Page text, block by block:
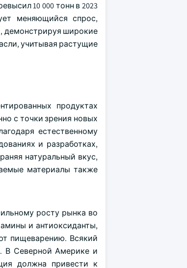
10 000 тонн в 2023
меняющийся спрос,
демонстрируя широкие
учитывая растущие
продуктах
с точки зрения новых
естественному
и разработках,
натуральный вкус,
материалы также
росту рынка во
и антиоксиданты,
пищеварению. Всякий
В Северной Америке и
должна привести к